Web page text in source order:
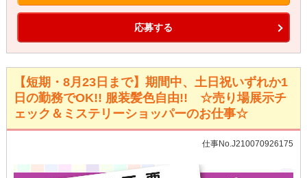
応募する
【短期・8月23日まで】期間中、土日祝いずれか1
日の勤務でOK!! 服装髪色自由!! ☆売り場展示チ
ェック＆ミステリーショッパーのお仕事☆
仕事No.J210070926175